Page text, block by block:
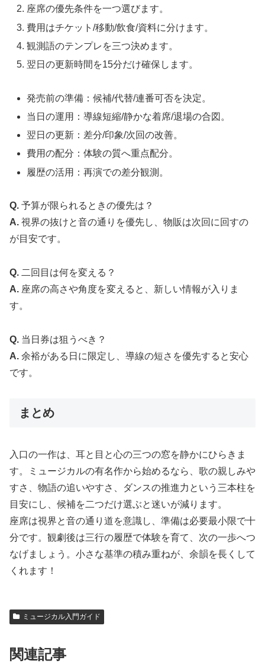
座席の優先条件を一つ選びます。
費用はチケット/移動/飲食/資料に分けます。
観測語のテンプレを三つ決めます。
翌日の更新時間を15分だけ確保します。
発売前の準備：候補/代替/連番可否を決定。
当日の運用：導線短縮/静かな着席/退場の合図。
翌日の更新：差分/印象/次回の改善。
費用の配分：体験の質へ重点配分。
履歴の活用：再演での差分観測。
Q. 予算が限られるときの優先は？
A. 視界の抜けと音の通りを優先し、物販は次回に回すの
が目安です。
Q. 二回目は何を変える？
A. 座席の高さや角度を変えると、新しい情報が入りま
す。
Q. 当日券は狙うべき？
A. 余裕がある日に限定し、導線の短さを優先すると安心
です。
まとめ
入口の一作は、耳と目と心の三つの窓を静かにひらきま
す。ミュージカルの有名作から始めるなら、歌の親しみや
すさ、物語の追いやすさ、ダンスの推進力という三本柱を
目安にし、候補を二つだけ選ぶと迷いが減ります。
座席は視界と音の通り道を意識し、準備は必要最小限で十
分です。観劇後は三行の履歴で体験を育て、次の一歩へつ
なげましょう。小さな基準の積み重ねが、余韻を長くして
くれます！
ミュージカル入門ガイド
関連記事